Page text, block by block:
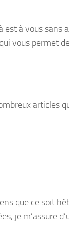
est à vous sans
vous permet
articles
que ce soit
je m’assure